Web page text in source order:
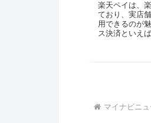
楽天ペイは、
ており、実店
用できるのが
ス決済といえ
目されていま
る方法」と「
は、楽天ペイ
マイナビニ